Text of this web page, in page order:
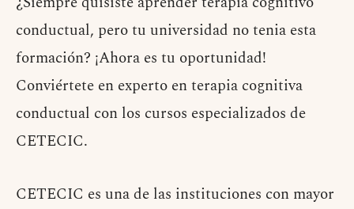
conductual, pero tu universidad no tenia esta
formación? ¡Ahora es tu oportunidad!
Conviértete en experto en terapia cognitiva
conductual con los cursos especializados de
CETECIC.
CETECIC es una de las instituciones con mayor